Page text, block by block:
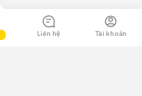
Liên hệ Tài khoản